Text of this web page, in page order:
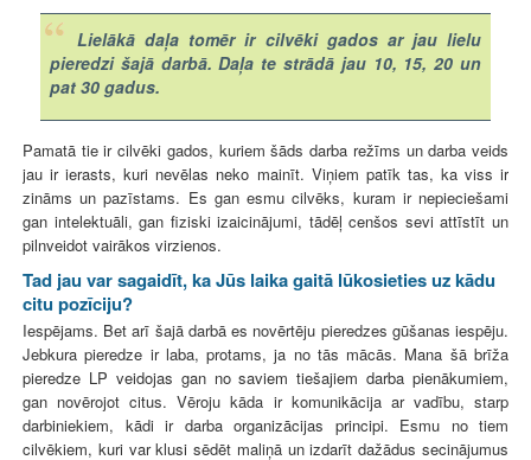
Lielākā daļa tomēr ir cilvēki gados ar jau lielu
pieredzi šajā darbā. Daļa te strādā jau 10, 15, 20 un
pat 30 gadus.
Pamatā tie ir cilvēki gados, kuriem šāds darba režīms un darba veids
jau ir ierasts, kuri nevēlas neko mainīt. Viņiem patīk tas, ka viss ir
zināms un pazīstams. Es gan esmu cilvēks, kuram ir nepieciešami
gan intelektuāli, gan fiziski izaicinājumi, tādēļ cenšos sevi attīstīt un
pilnveidot vairākos virzienos.
Tad jau var sagaidīt, ka Jūs laika gaitā lūkosieties uz kādu
citu pozīciju?
Iespējams. Bet arī šajā darbā es novērtēju pieredzes gūšanas iespēju.
Jebkura pieredze ir laba, protams, ja no tās mācās. Mana šā brīža
pieredze LP veidojas gan no saviem tiešajiem darba pienākumiem,
gan novērojot citus. Vēroju kāda ir komunikācija ar vadību, starp
darbiniekiem, kādi ir darba organizācijas principi. Esmu no tiem
cilvēkiem, kuri var klusi sēdēt maliņā un izdarīt dažādus secinājumus